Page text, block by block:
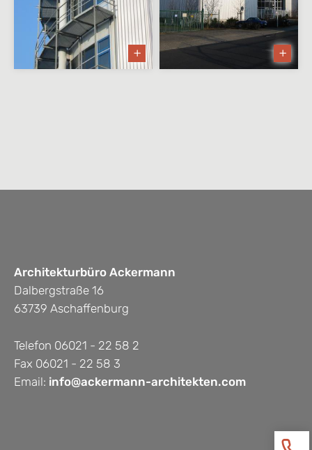
Orb
Zweifamilienwohnhaus mit
Gewerbe
und Montagehalle
SCHÜSSLER — Garagenpark
Architekturbüro Ackermann
Dalbergstraße 16
63739 Aschaffenburg
Telefon 06021 - 22 58 2
Fax 06021 - 22 58 3
Email: info@ackermann-architekten.com